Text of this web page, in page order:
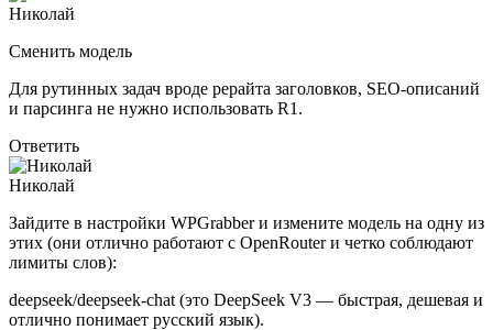
Николай
Сменить модель
Для рутинных задач вроде рерайта заголовков, SEO-описаний
и парсинга не нужно использовать R1.
Ответить
Николай
Зайдите в настройки WPGrabber и измените модель на одну из
этих (они отлично работают с OpenRouter и четко соблюдают
лимиты слов):
deepseek/deepseek-chat (это DeepSeek V3 — быстрая, дешевая и
отлично понимает русский язык).